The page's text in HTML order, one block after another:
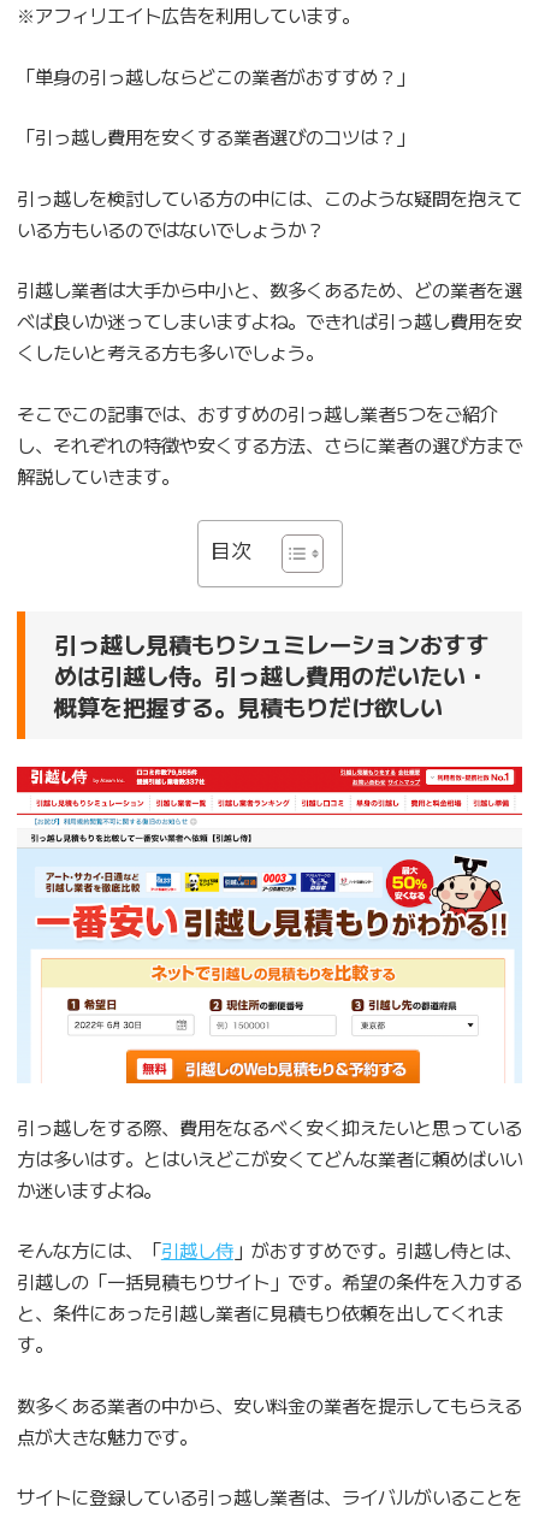
※アフィリエイト広告を利用しています。
「単身の引っ越しならどこの業者がおすすめ？」
「引っ越し費用を安くする業者選びのコツは？」
引っ越しを検討している方の中には、このような疑問を抱えて
いる方もいるのではないでしょうか？
引越し業者は大手から中小と、数多くあるため、どの業者を選
べば良いか迷ってしまいますよね。できれば引っ越し費用を安
くしたいと考える方も多いでしょう。
そこでこの記事では、おすすめの引っ越し業者5つをご紹介
し、それぞれの特徴や安くする方法、さらに業者の選び方まで
解説していきます。
目次
引っ越し見積もりシュミレーションおすす
めは引越し侍。引っ越し費用のだいたい・
概算を把握する。見積もりだけ欲しい
引っ越しをする際、費用をなるべく安く抑えたいと思っている
方は多いはす。とはいえどこが安くてどんな業者に頼めばいい
か迷いますよね。
そんな方には、「引越し侍」がおすすめです。引越し侍とは、
引越しの「一括見積もりサイト」です。希望の条件を入力する
と、条件にあった引越し業者に見積もり依頼を出してくれま
す。
数多くある業者の中から、安い料金の業者を提示してもらえる
点が大きな魅力です。
サイトに登録している引っ越し業者は、ライバルがいることを